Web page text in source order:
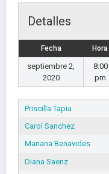
Detalles
Fecha Hora
septiembre 2,
2020
8:00
pm
Priscilla Tapia
Carol Sanchez
Mariana Benavides
Diana Saenz